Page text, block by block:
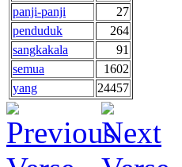
panji-panji
27
penduduk
264
sangkakala
91
semua
1602
yang
24457